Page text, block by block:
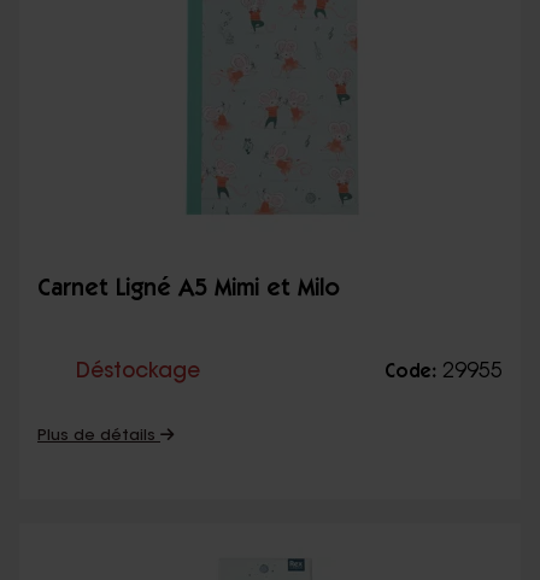
Carnet Ligné A5 Mimi et Milo
Déstockage Code: 29955
Plus de détails